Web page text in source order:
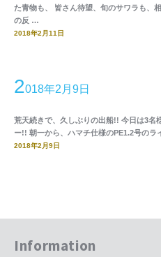
た青物も、 皆さん待望、旬のサワラも、
の反 …
2018年2月11日
2018年2月9日
荒天続きで、久しぶりの出船!! 今日は3名
ー!! 朝一から、ハマチ仕様のPE1.2号のラ
2018年2月9日
Information